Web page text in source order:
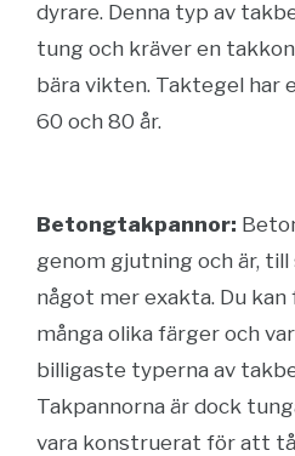
dyrare. Denna typ av
tung och kräver en
bära vikten. Taktegel har
60 och 80 år.
Betongtakpannor:
genom gjutning och är,
något mer exakta. Du
många olika färger och
billigaste typerna av
Takpannorna är dock
vara konstruerat för att